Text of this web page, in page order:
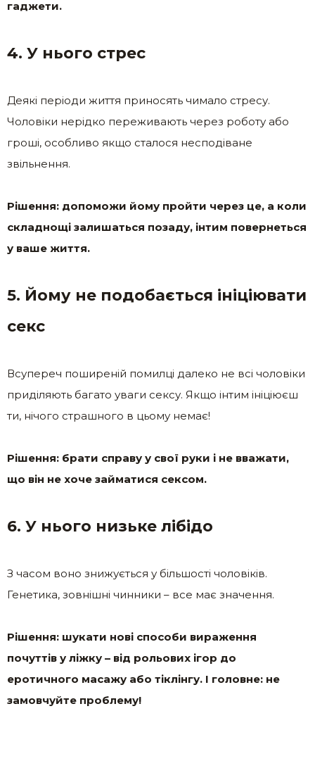
гаджети.
4. У нього стрес
Деякі періоди життя приносять чимало стресу.
Чоловіки нерідко переживають через роботу або
гроші, особливо якщо сталося несподіване
звільнення.
Рішення: допоможи йому пройти через це, а коли
складнощі залишаться позаду, інтим повернеться
у ваше життя.
5. Йому не подобається ініціювати
секс
Всупереч поширеній помилці далеко не всі чоловіки
приділяють багато уваги сексу. Якщо інтим ініціюєш
ти, нічого страшного в цьому немає!
Рішення: брати справу у свої руки і не вважати,
що він не хоче займатися сексом.
6. У нього низьке лібідо
З часом воно знижується у більшості чоловіків.
Генетика, зовнішні чинники – все має значення.
Рішення: шукати нові способи вираження
почуттів у ліжку – від рольових ігор до
еротичного масажу або тіклінгу. І головне: не
замовчуйте проблему!